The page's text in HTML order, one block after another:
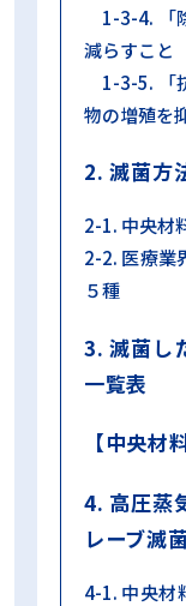
1-3-4. 「
減らすこと
1-3-5. 「
物の増殖を
2. 滅菌方
2-1. 中央材
2-2. 医療業
５種
3. 滅菌し
一覧表
【中央材
4. 高圧蒸
レーブ滅
4-1. 中央材